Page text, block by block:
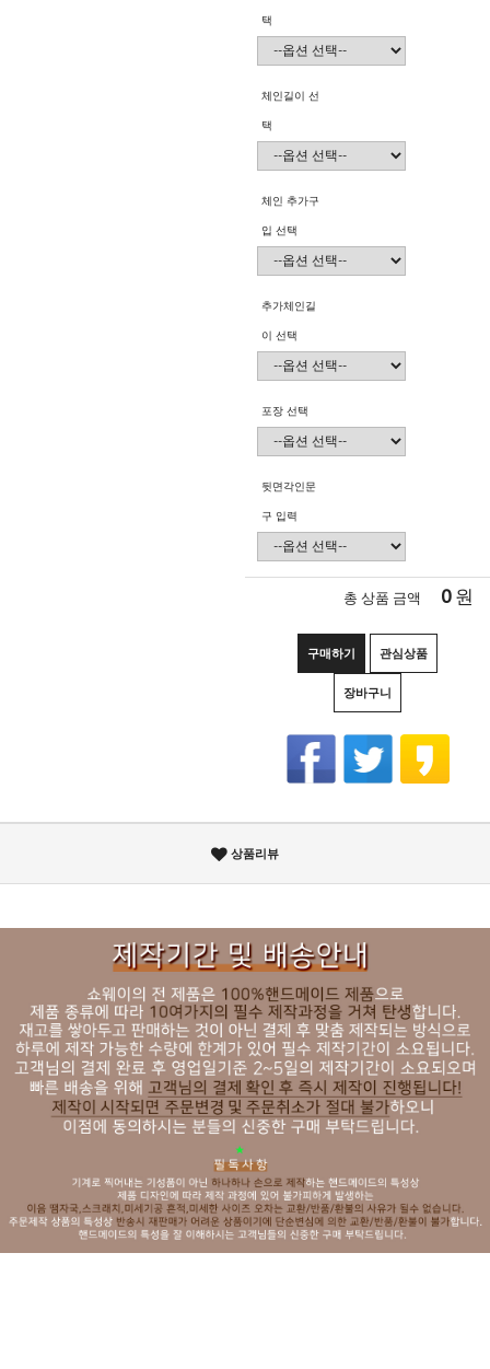
택
체인길이 선
택
체인 추가구
입 선택
추가체인길
이 선택
포장 선택
뒷면각인문
구 입력
총 상품 금액 0원
구매하기 관심상품
장바구니
상품리뷰